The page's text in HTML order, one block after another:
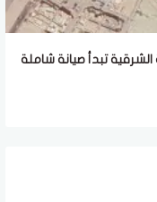
تبدأ صيانة شاملة